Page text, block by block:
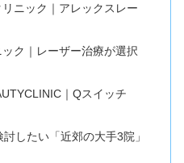
リニック｜アレックスレー
ック｜レーザー治療が選択
｜Qスイッチ
したい「近郊の大手3院」